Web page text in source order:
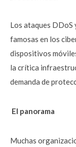
Los ataques DDoS
famosas en los
dispositivos
la crítica
demanda de
El panorama
Muchas